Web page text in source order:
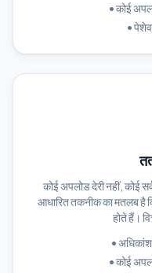
•कोई
•
कोई अपलोड देरी नहीं, कोई
आधारित तकनीक का मतलब है
होते हैं।
•
•कोई